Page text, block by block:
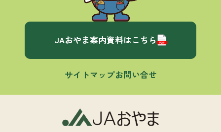
JAおやま案内資料はこちら
サイトマップお問い合せ